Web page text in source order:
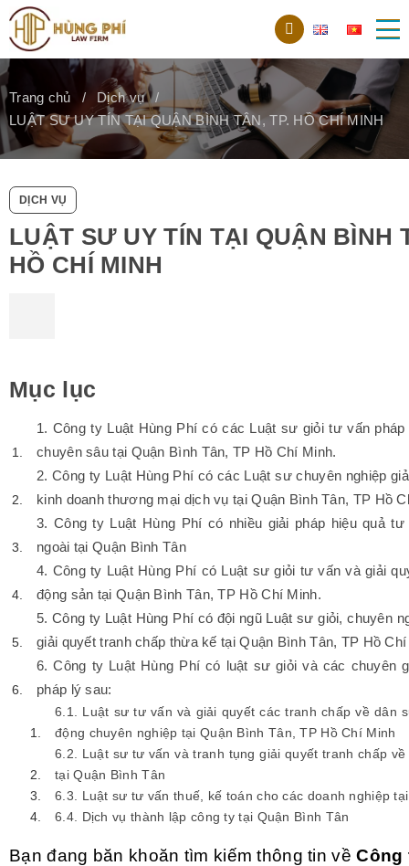
Trang chủ
Dịch vụ
LUẬT SƯ UY TÍN TẠI QUẬN BÌNH TÂN, TP. HỒ CHÍ MINH
DỊCH VỤ
LUẬT SƯ UY TÍN TẠI QUẬN BÌNH
HỒ CHÍ MINH
Mục lục
1. Công ty Luật Hùng Phí có các Luật sư giỏi tư vấn pháp
chuyên sâu tại Quận Bình Tân, TP Hồ Chí Minh.
2. Công ty Luật Hùng Phí có các Luật sư chuyên nghiệp
kinh doanh thương mại dịch vụ tại Quận Bình Tân, TP Hồ
3. Công ty Luật Hùng Phí có nhiều giải pháp hiệu quả
ngoài tại Quận Bình Tân
4. Công ty Luật Hùng Phí có Luật sư giỏi tư vấn và giải
động sản tại Quận Bình Tân, TP Hồ Chí Minh.
5. Công ty Luật Hùng Phí có đội ngũ Luật sư giỏi, chuyên
giải quyết tranh chấp thừa kế tại Quận Bình Tân, TP Hồ
6. Công ty Luật Hùng Phí có luật sư giỏi và các chuyên
pháp lý sau:
6.1. Luật sư tư vấn và giải quyết các tranh chấp về dân
động chuyên nghiệp tại Quận Bình Tân, TP Hồ Chí Minh
6.2. Luật sư tư vấn và tranh tụng giải quyết tranh chấp
tại Quận Bình Tân
6.3. Luật sư tư vấn thuế, kế toán cho các doanh nghiệp
6.4. Dịch vụ thành lập công ty tại Quận Bình Tân
Bạn đang băn khoăn tìm kiếm thông tin vềCông